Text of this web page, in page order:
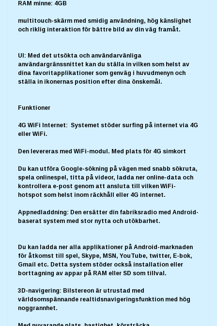
RAM minne: 4GB
multitouch-skärm med smidig användning, hög känslighet
och riklig interaktion för bättre bild av din väg framåt.
UI: Med det utsökta och användarvänliga
användargränssnittet kan du ställa in vilken som helst av
dina favoritapplikationer som genväg i huvudmenyn och
ställa in ikonernas position efter dina önskemål.
Funktioner
4G WiFi Internet: Systemet stöder surfing på internet via 4G
eller WiFi.
Den levereras med WiFi-modul. Med plats för 4G simkort
Du kan utföra Google-sökning på vägen med snabb sökruta,
spela onlinespel, titta på videor, ladda ner online-data och
kontrollera e-post genom att ansluta till vilken WiFi-
hotspot som helst inom räckhåll eller 4G internet.
Appnedladdning: Den ersätter din fabriksradio med Android-
baserat system med stor nytta och utökbarhet.
Du kan ladda ner alla applikationer på Android-marknaden
för åtkomst till spel, Skype, MSN, YouTube, twitter, E-bok,
Gmail etc. Detta system stöder också installation eller
borttagning av appar på RAM eller SD som tillval.
3D-navigering: Bilstereon är utrustad med
världsomspännande realtidsnavigeringsfunktion med hög
noggrannhet.